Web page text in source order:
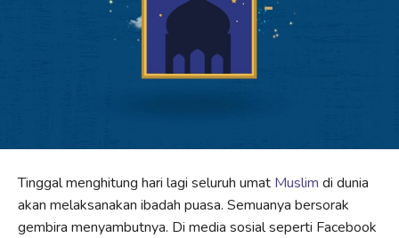
Tinggal menghitung hari lagi seluruh umat Muslim di dunia
akan melaksanakan ibadah puasa. Semuanya bersorak
gembira menyambutnya. Di media sosial seperti Facebook